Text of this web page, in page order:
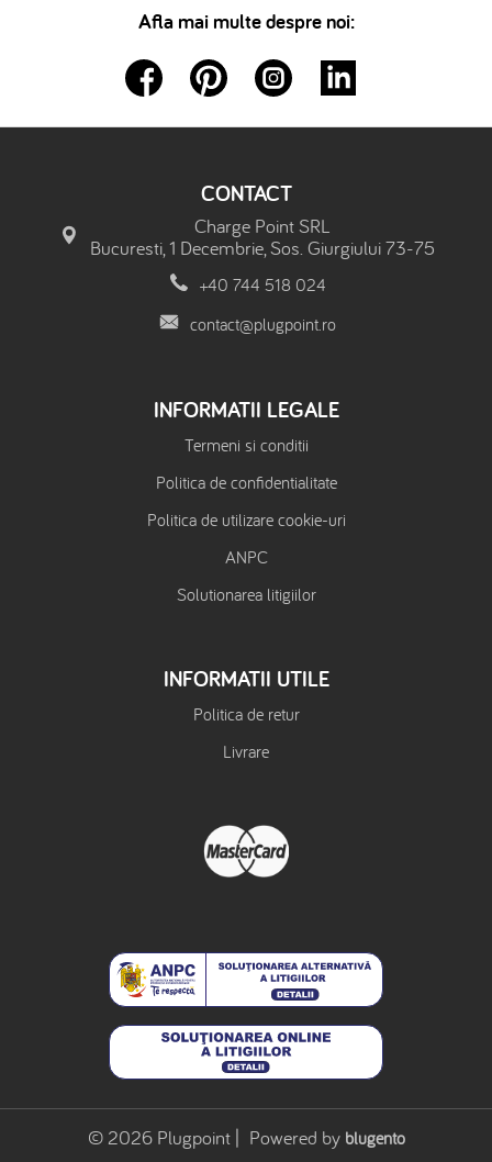
Afla mai multe despre noi:
© 2026 Plugpoint | Powered by blugento
CONTACT
Charge Point SRL
Bucuresti, 1 Decembrie, Sos. Giurgiului 73-75
+40 744 518 024
contact@plugpoint.ro
INFORMATII LEGALE
Termeni si conditii
Politica de confidentialitate
Politica de utilizare cookie-uri
ANPC
Solutionarea litigiilor
INFORMATII UTILE
Politica de retur
Livrare